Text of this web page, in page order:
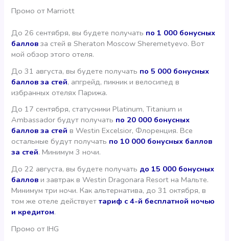
Промо от Marriott
До 26 сентября, вы будете получать по 1 000 бонусных
баллов за стей в Sheraton Moscow Sheremetyevo. Вот
мой обзор этого отеля.
До 31 августа, вы будете получать по 5 000 бонусных
баллов за стей, апгрейд, пикник и велосипед в
избранных отелях Парижа.
До 17 сентября, статусники Platinum, Titanium и
Ambassador будут получать по 20 000 бонусных
баллов за стей в Westin Excelsior, Флоренция. Все
остальные будут получать по 10 000 бонусных баллов
за стей. Минимум 3 ночи.
До 22 августа, вы будете получать до 15 000 бонусных
баллов и завтрак в Westin Dragonara Resort на Мальте.
Минимум три ночи. Как альтернатива, до 31 октября, в
том же отеле действуеттариф с 4-й бесплатной ночью
и кредитом.
Промо от IHG